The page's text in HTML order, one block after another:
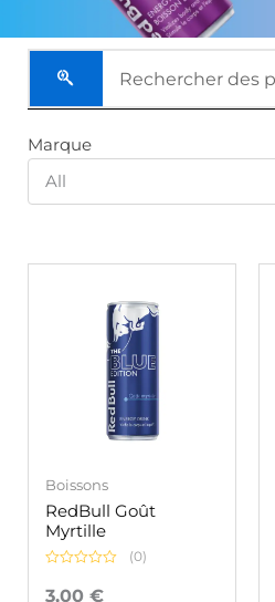
Marque
All
Boissons
RedBull Goût
Myrtille
0
(0)
3,00 €